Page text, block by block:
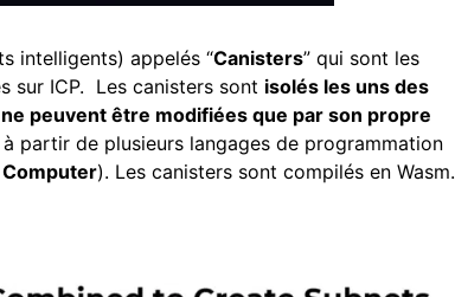
intelligents) appelés “Canisters” qui sont les
sur ICP. Les canisters sont isolés les uns des
ne peuvent être modifiées que par son propre
partir de plusieurs langages de programmation
Computer). Les canisters sont compilés en Wasm.